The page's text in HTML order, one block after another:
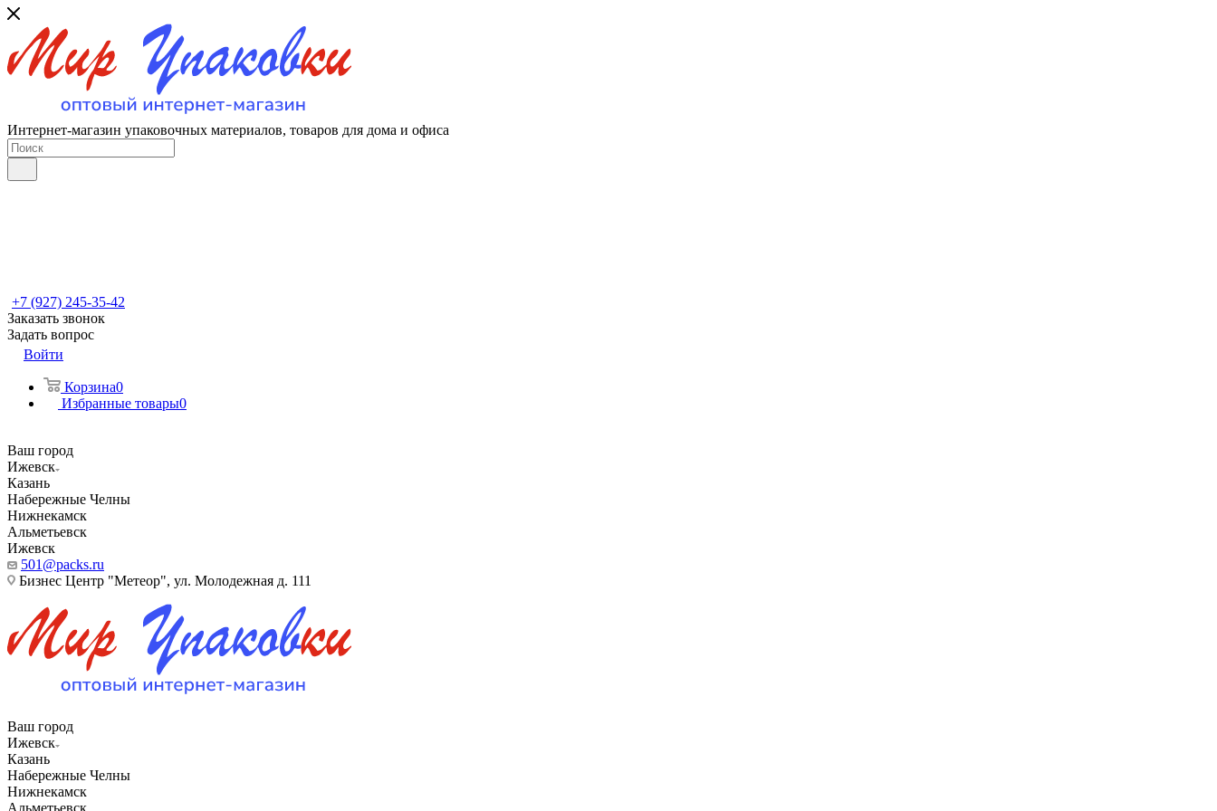
Интернет-магазин упаковочных материалов, товаров для дома и офиса
+7 (927) 245-35-42
Заказать звонок
Задать вопрос
Войти
Корзина0
Избранные товары0
Ваш город
Ижевск
Казань
Набережные Челны
Нижнекамск
Альметьевск
Ижевск
501@packs.ru
Бизнес Центр "Метеор", ул. Молодежная д. 111
Ваш город
Ижевск
Казань
Набережные Челны
Нижнекамск
Альметьевск